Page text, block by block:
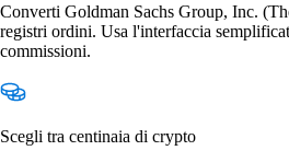
Converti Goldman Sachs Group, Inc.
registri ordini. Usa l'interfaccia
commissioni.
Scegli tra centinaia di crypto